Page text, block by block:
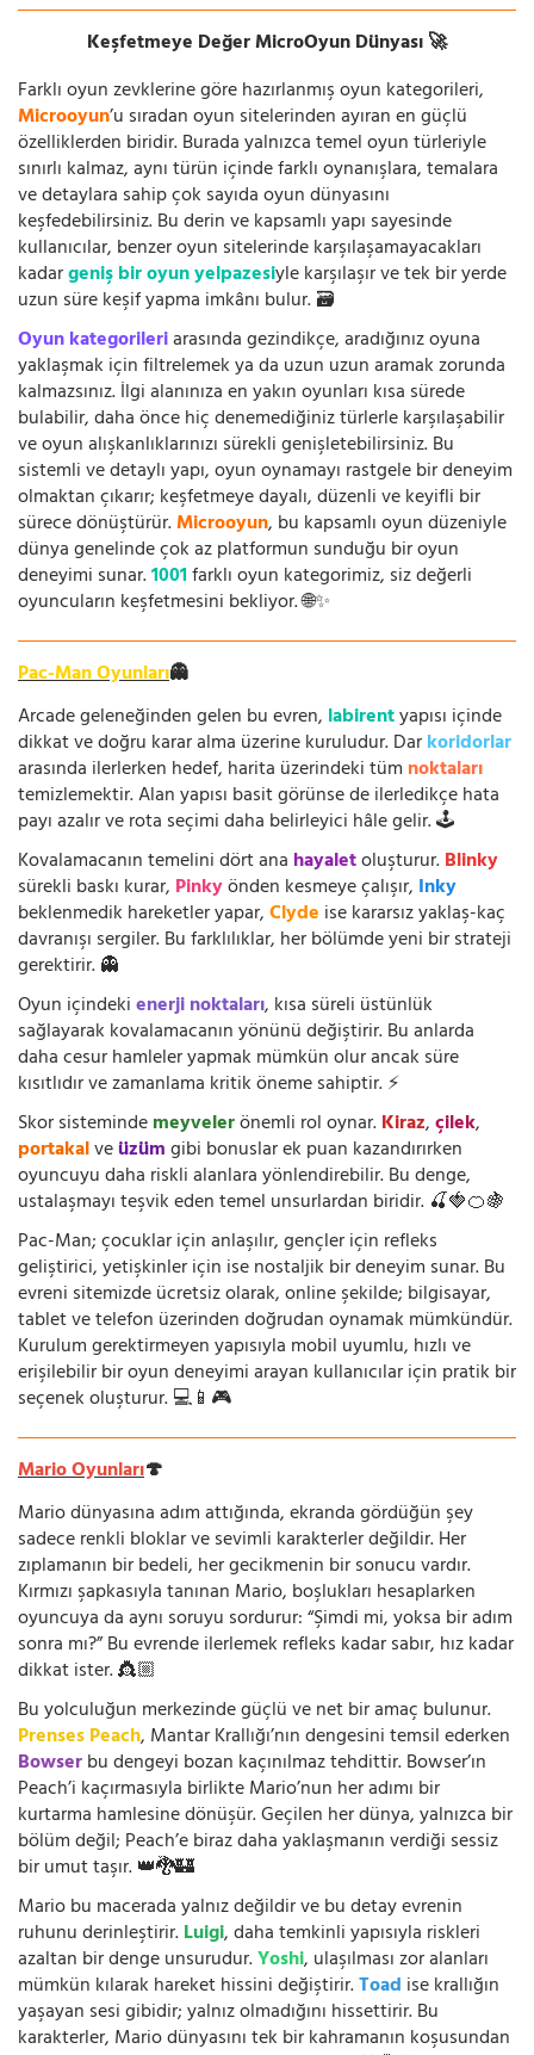
Keşfetmeye Değer MicroOyun Dünyası 🚀
Farklı oyun zevklerine göre hazırlanmış oyun kategorileri,
Microoyun’u sıradan oyun sitelerinden ayıran en güçlü
özelliklerden biridir. Burada yalnızca temel oyun türleriyle
sınırlı kalmaz, aynı türün içinde farklı oynanışlara, temalara
ve detaylara sahip çok sayıda oyun dünyasını
keşfedebilirsiniz. Bu derin ve kapsamlı yapı sayesinde
kullanıcılar, benzer oyun sitelerinde karşılaşamayacakları
kadargeniş bir oyun yelpazesiyle karşılaşır ve tek bir yerde
uzun süre keşif yapma imkânı bulur. 🗃️
Oyun kategorileriarasında gezindikçe, aradığınız oyuna
yaklaşmak için filtrelemek ya da uzun uzun aramak zorunda
kalmazsınız. İlgi alanınıza en yakın oyunları kısa sürede
bulabilir, daha önce hiç denemediğiniz türlerle karşılaşabilir
ve oyun alışkanlıklarınızı sürekli genişletebilirsiniz. Bu
sistemli ve detaylı yapı, oyun oynamayı rastgele bir deneyim
olmaktan çıkarır; keşfetmeye dayalı, düzenli ve keyifli bir
sürece dönüştürür.Microoyun, bu kapsamlı oyun düzeniyle
dünya genelinde çok az platformun sunduğu bir oyun
deneyimi sunar.1001farklı oyun kategorimiz, siz değerli
oyuncuların keşfetmesini bekliyor. 🌐✨
Pac-Man Oyunları👻
Arcade geleneğinden gelen bu evren, labirentyapısı içinde
dikkat ve doğru karar alma üzerine kuruludur. Darkoridorlar
arasında ilerlerken hedef, harita üzerindeki tüm noktaları
temizlemektir. Alan yapısı basit görünse de ilerledikçe hata
payı azalır ve rota seçimi daha belirleyici hâle gelir. 🕹️
Kovalamacanın temelini dört ana hayaletoluşturur.Blinky
sürekli baskı kurar, Pinkyönden kesmeye çalışır, Inky
beklenmedik hareketler yapar,Clyde ise kararsız yaklaş-kaç
davranışı sergiler. Bu farklılıklar, her bölümde yeni bir strateji
gerektirir. 👻
Oyun içindekienerji noktaları, kısa süreli üstünlük
sağlayarak kovalamacanın yönünü değiştirir. Bu anlarda
daha cesur hamleler yapmak mümkün olur ancak süre
kısıtlıdır ve zamanlama kritik öneme sahiptir. ⚡
Skor sistemindemeyvelerönemli rol oynar.Kiraz,çilek,
portakalveüzümgibi bonuslar ek puan kazandırırken
oyuncuyu daha riskli alanlara yönlendirebilir. Bu denge,
ustalaşmayı teşvik eden temel unsurlardan biridir. 🍒🍓🍊🍇
Pac-Man; çocuklar için anlaşılır, gençler için refleks
geliştirici, yetişkinler için ise nostaljik bir deneyim sunar. Bu
evreni sitemizde ücretsiz olarak, online şekilde; bilgisayar,
tablet ve telefon üzerinden doğrudan oynamak mümkündür.
Kurulum gerektirmeyen yapısıyla mobil uyumlu, hızlı ve
erişilebilir bir oyun deneyimi arayan kullanıcılar için pratik bir
seçenek oluşturur. 💻📱🎮
Mario Oyunları🍄
Mario dünyasına adım attığında, ekranda gördüğün şey
sadece renkli bloklar ve sevimli karakterler değildir. Her
zıplamanın bir bedeli, her gecikmenin bir sonucu vardır.
Kırmızı şapkasıyla tanınan Mario, boşlukları hesaplarken
oyuncuya da aynı soruyu sordurur: “Şimdi mi, yoksa bir adım
sonra mı?” Bu evrende ilerlemek refleks kadar sabır, hız kadar
dikkat ister. 👸🏼
Bu yolculuğun merkezinde güçlü ve net bir amaç bulunur.
Prenses Peach, Mantar Krallığı’nın dengesini temsil ederken
Bowserbu dengeyi bozan kaçınılmaz tehdittir. Bowser’ın
Peach’i kaçırmasıyla birlikte Mario’nun her adımı bir
kurtarma hamlesine dönüşür. Geçilen her dünya, yalnızca bir
bölüm değil; Peach’e biraz daha yaklaşmanın verdiği sessiz
bir umut taşır. 👑🐉🏰
Mario bu macerada yalnız değildir ve bu detay evrenin
ruhunu derinleştirir.Luigi, daha temkinli yapısıyla riskleri
azaltan bir denge unsurudur.Yoshi, ulaşılması zor alanları
mümkün kılarak hareket hissini değiştirir.Toad ise krallığın
yaşayan sesi gibidir; yalnız olmadığını hissettirir. Bu
karakterler, Mario dünyasını tek bir kahramanın koşusundan